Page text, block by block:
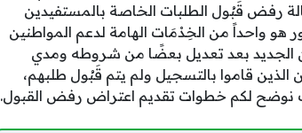
رفض قَبُول الطلبات الخاصة بالمستفيدين
واحداً من الخِدْمَات الهامة لدعم المواطنين
الجديد بعد تعديل بعضًا من شروطه ومدي
الذين قاموا بالتسجيل ولم يتم قَبُول طلبهم،
نوضح لكم خطوات تقديم اعتراض رفض القبول.